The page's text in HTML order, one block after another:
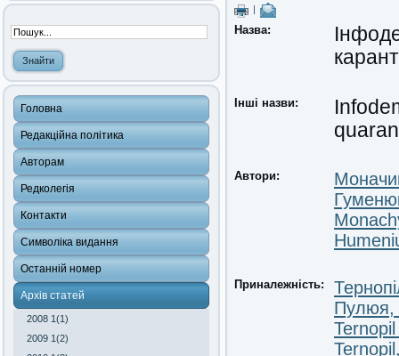
Головна
Редакційна політика
Авторам
Редколегія
Контакти
Символіка видання
Останній номер
Архів статей
2008 1(1)
2009 1(2)
Назва:
Інші назви:
Автори:
Приналежність:
Пулюя,